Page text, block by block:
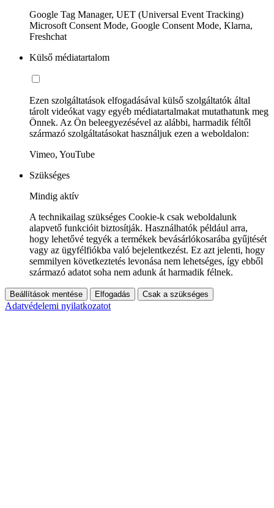
Google Tag Manager, UET (Universal Event Tracking)
Microsoft Consent Mode, Google Consent Mode, Klarna,
Freshchat
Külső médiatartalom
Ezen szolgáltatások elfogadásával külső szolgáltatók által
tárolt videókat vagy egyéb médiatartalmakat mutathatunk meg
Önnek. Az Ön beleegyezésével az alábbi, harmadik féltől
származó szolgáltatásokat használjuk ezen a weboldalon:
Vimeo, YouTube
Szükséges
Mindig aktív
A technikailag szükséges Cookie-k csak weboldalunk
alapvető funkcióit biztosítják. Használhatók például arra,
hogy lehetővé tegyék a termékek bevásárlókosarába gyűjtését
vagy az ügyfélfiókba való bejelentkezést. Ez azt jelenti, hogy
semmilyen következtetés levonása nem lehetséges, így ebből
származó adatot soha nem adunk át harmadik félnek.
Beállítások mentése Elfogadás Csak a szükséges
Adatvédelemi nyilatkozatot